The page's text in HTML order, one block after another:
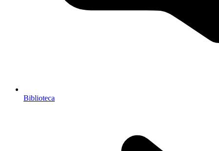
Biblioteca